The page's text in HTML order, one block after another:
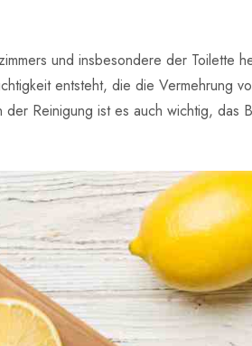
und insbesondere der Toilette
entsteht, die die Vermehrung
Reinigung ist es auch wichtig, das